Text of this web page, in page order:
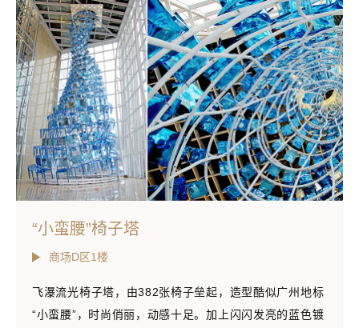
“小蛮腰”椅子塔
商场D区1楼
飞瀑流光椅子塔，由382张椅子垒起，造型酷似广州地标
“小蛮腰”，时尚俏丽，动感十足。加上闪闪发亮的蓝色镀